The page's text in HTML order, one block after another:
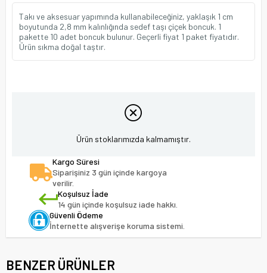
Takı ve aksesuar yapımında kullanabileceğiniz, yaklaşık 1 cm
boyutunda 2,8 mm kalınlığında sedef taşı çiçek boncuk. 1
pakette 10 adet boncuk bulunur. Geçerli fiyat 1 paket fiyatıdır.
Ürün sıkma doğal taştır.
Ürün stoklarımızda kalmamıştır.
Kargo Süresi
Siparişiniz 3 gün içinde kargoya
verilir.
Koşulsuz İade
14 gün içinde koşulsuz iade hakkı.
Güvenli Ödeme
İnternette alışverişe koruma sistemi.
BENZER ÜRÜNLER